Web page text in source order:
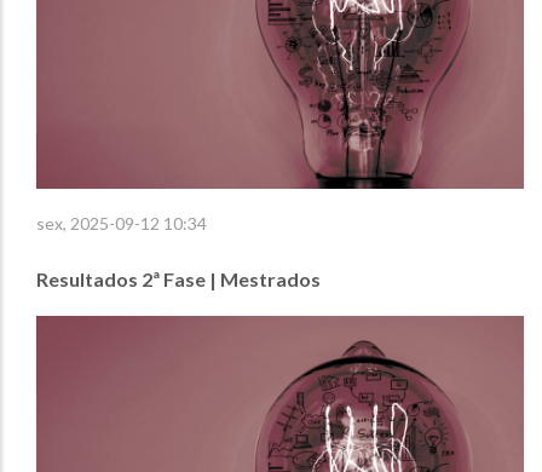
sex, 2025-09-12 10:34
Resultados 2ª Fase | Mestrados